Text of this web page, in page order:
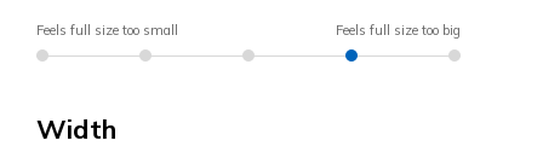
Feels full size too small Feels full size too big
Width